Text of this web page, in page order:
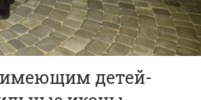
детей-